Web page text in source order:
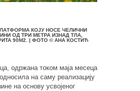
КОЈУ НОСЕ ЧЕЛИЧНИ
ОД ТРИ МЕТРА ИЗНАД ТЛА,
90М2. | ФОТО © АНА КОСТИЋ
одржана током маја месеца
на саму реализацију
на основу усвојеног